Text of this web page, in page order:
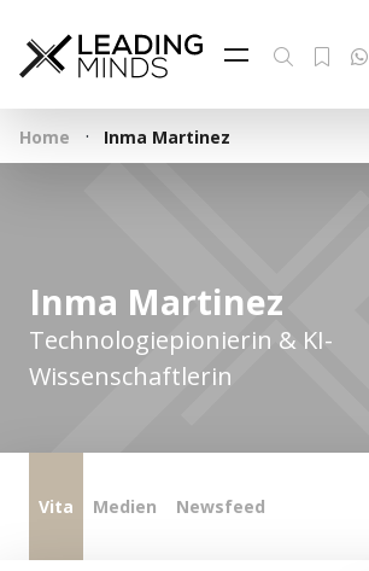
Feed & News
Reading Minds
Themen
Kontakt
Home · Inma Martinez
Inma Martinez
Technologiepionierin & KI-
Wissenschaftlerin
Vita Medien Newsfeed